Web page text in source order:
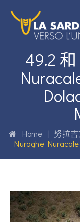
49.2
Home | 努拉
Nuraghe